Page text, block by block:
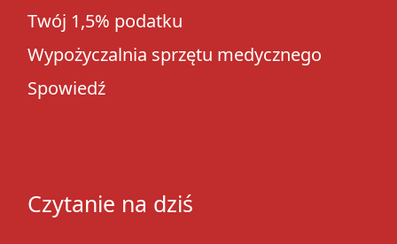
Twój 1,5% podatku
Wypożyczalnia sprzętu medycznego
Spowiedź
Czytanie na dziś